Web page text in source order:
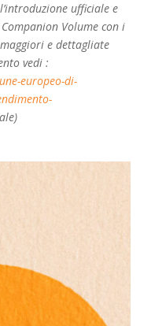
ufficiale e
Volume con i
e dettagliate
vedi :
europeo-di-